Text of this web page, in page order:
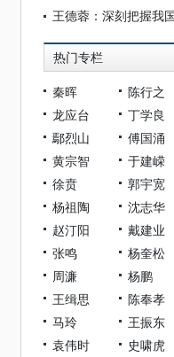
热门专栏
秦晖 陈行之
龙应台
丁学良
鄢烈山
傅国涌
黄宗智
于建嵘
徐贲
郭宇宽
杨祖陶
沈志华
赵汀阳
戴建业
张鸣
杨奎松
周濂
杨鹏
王缉思
陈奉孝
马玲
王振东
袁伟时
史啸虎